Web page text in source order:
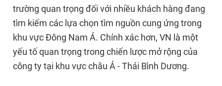
trường quan trọng đối với nhiều khách hàng đang
tìm kiếm các lựa chọn tìm nguồn cung ứng trong
khu vực Đông Nam Á. Chính xác hơn, VN là một
yếu tố quan trọng trong chiến lược mở rộng của
công ty tại khu vực châu Á - Thái Bình Dương.